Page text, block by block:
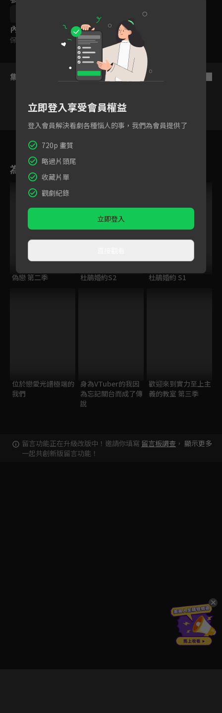
內容標籤
保護級
集數列表
為您推薦
偽戀 第二季 杜鵑婚約S2 杜鵑婚約 S1
位於戀愛光譜極端的
我們
身為VTuber的我因
為忘記關台而成了傳
說
歡迎來到實力至上主
義的教室 第三季
留言功能正在升級改版中！邀請你填寫 留言板調查 ，
一起共創新版留言功能！
顯示更多
立即登入享受會員權益
登入會員解決看劇各種惱人的事，我們為會員提供了
720p 畫質
略過片頭尾
收藏片單
觀劇紀錄
立即登入